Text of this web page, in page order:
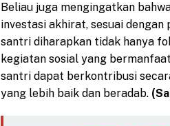
Beliau juga mengingatkan
investasi akhirat, sesuai dengan
santri diharapkan tidak hanya
kegiatan sosial yang
santri dapat berkontribusi
yang lebih baik dan beradab.